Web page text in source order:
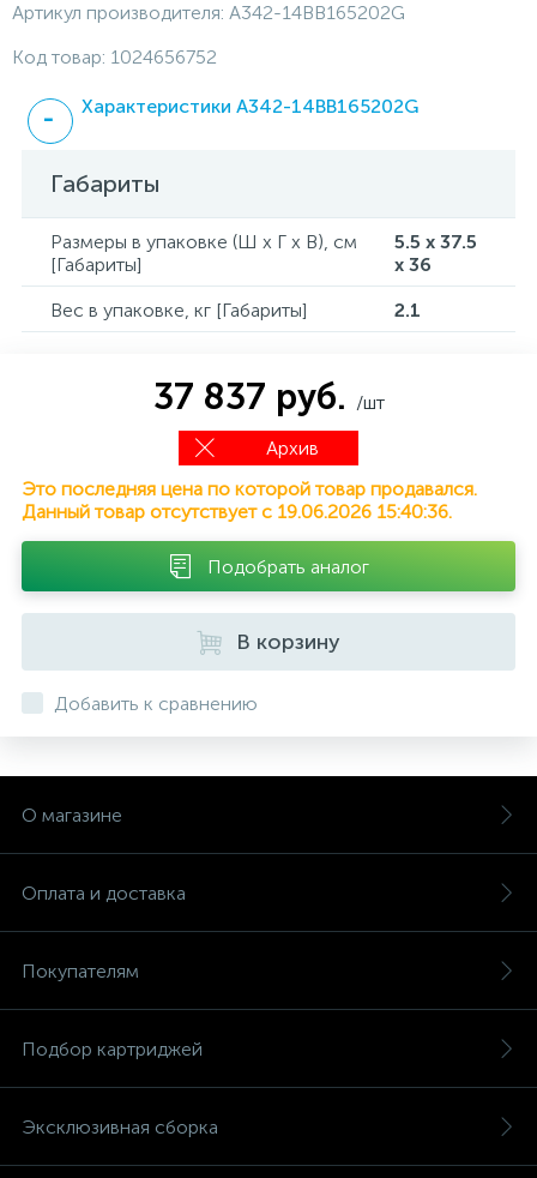
Артикул производителя: A342-14BB165202G
Код товар: 1024656752
Характеристики A342-14BB165202G
Габариты
Размеры в упаковке (Ш x Г x В), см
[Габариты]
5.5 x 37.5
x 36
Вес в упаковке, кг [Габариты]
2.1
37 837 руб. /шт
Архив
Это последняя цена по которой товар продавался.
Данный товар отсутствует с 19.06.2026 15:40:36.
Подобрать аналог
В корзину
Добавить к сравнению
О магазине
Оплата и доставка
Покупателям
Подбор картриджей
Эксклюзивная сборка